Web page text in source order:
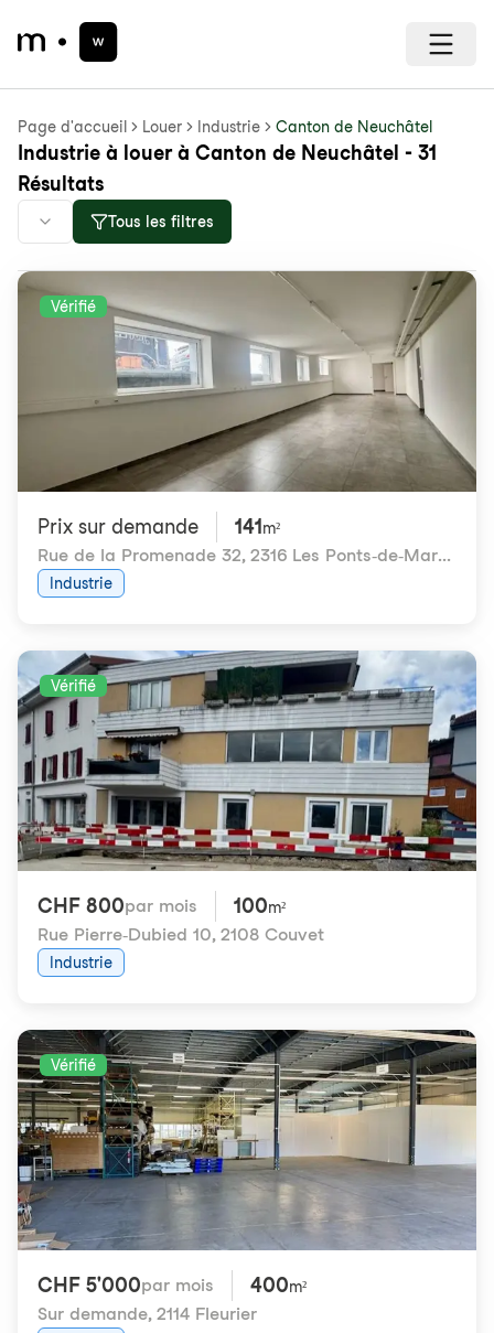
Page d'accueil Louer Industrie Canton de Neuchâtel
Industrie à louer à Canton de Neuchâtel - 31
Résultats
Tous les filtres
Vérifié
Prix ​​sur demande 141 m²
Rue de la Promenade 32, 2316 Les Ponts-de-Martel
Industrie
Vérifié
CHF 800par mois 100m²
Rue Pierre-Dubied 10, 2108 Couvet
Industrie
Vérifié
CHF 5'000par mois 400m²
Sur demande, 2114 Fleurier